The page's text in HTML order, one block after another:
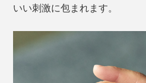
いい刺激に包まれます。